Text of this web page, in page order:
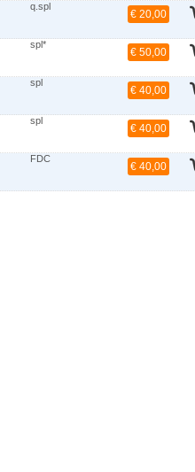
q.spl
€ 20,00
spl*
€ 50,00
spl
€ 40,00
spl
€ 40,00
FDC
€ 40,00